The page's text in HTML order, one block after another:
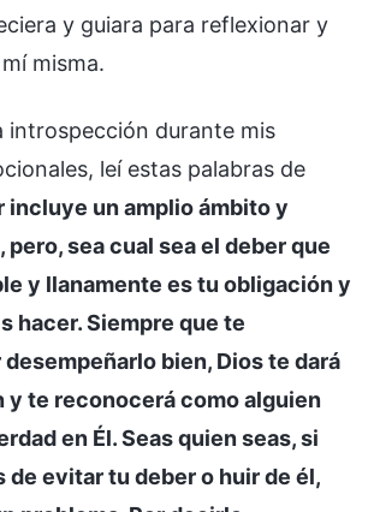
y guiara para reflexionar y
misma.
introspección durante mis
leí estas palabras de
incluye un amplio ámbito y
pero, sea cual sea el deber que
y llanamente es tu obligación y
hacer. Siempre que te
bien, Dios te dará
y te reconocerá como alguien
en Él. Seas quien seas, si
de evitar tu deber o huir de él,